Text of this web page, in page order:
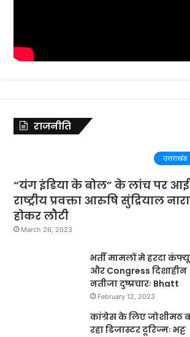
राजनीति
उत्तराखंड
“यंग इंडिया के बोल” के लांच पर आई
राष्ट्रीय प्रवक्ता आरुषि सुंद्रियाल
होकर लौटी
March 26, 2023
भर्ती मामलों मे हरदा
और Congress दिशाहीन
नतीजा दुष्प्रचारः Bhatt
February 12, 2023
कांग्रेस के लिए जोशीमठ
रहा डिजास्टर टूरिज्मः भट्ट